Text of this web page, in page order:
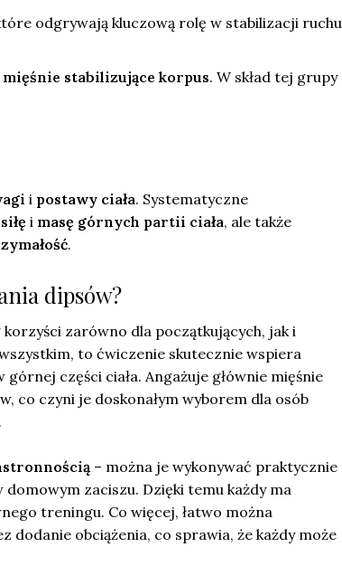
odgrywają kluczową rolę w stabilizacji ruchu
mięśnie stabilizujące korpus. W skład tej grupy
i postawy ciała. Systematyczne
siłę i masę górnych partii ciała, ale także
.
dipsów?
zarówno dla początkujących, jak i
to ćwiczenie skutecznie wspiera
części ciała. Angażuje głównie mięśnie
co czyni je doskonałym wyborem dla osób
– można je wykonywać praktycznie
zaciszu. Dzięki temu każdy ma
treningu. Co więcej, łatwo można
obciążenia, co sprawia, że każdy może